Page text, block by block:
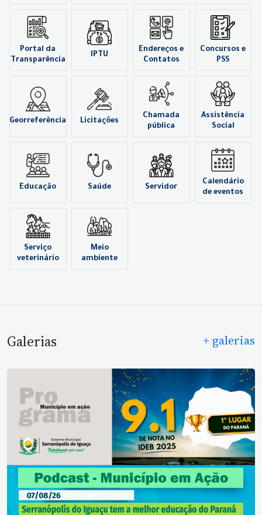
Portal da
Transparência
IPTU
Endereços e
Contatos
Concursos e
PSS
Georreferência Licitações
Chamada
pública
Assistência
Social
Educação Saúde Servidor
Calendário
de eventos
Serviço
veterinário
Meio
ambiente
Galerias + galerias